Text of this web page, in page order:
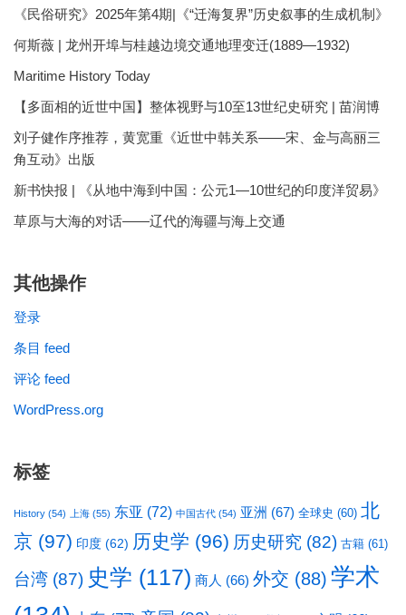
《民俗研究》2025年第4期|《“迁海复界”历史叙事的生成机制》
何斯薇 | 龙州开埠与桂越边境交通地理变迁(1889—1932)
Maritime History Today
【多面相的近世中国】整体视野与10至13世纪史研究 | 苗润博
刘子健作序推荐，黄宽重《近世中韩关系——宋、金与高丽三
角互动》出版
新书快报 | 《从地中海到中国：公元1—10世纪的印度洋贸易》
草原与大海的对话——辽代的海疆与海上交通
其他操作
登录
条目 feed
评论 feed
WordPress.org
标签
History (54) 上海 (55) 东亚 (72) 中国古代 (54) 亚洲 (67) 全球史 (60) 北
京 (97) 印度 (62) 历史学 (96) 历史研究 (82) 古籍 (61)
台湾 (87) 史学 (117) 商人 (66) 外交 (88) 学术